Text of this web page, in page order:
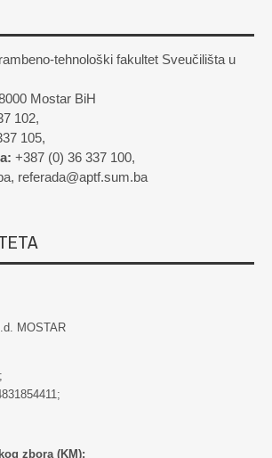
tehnološki fakultet Sveučilišta u
Mostar BiH
102,
105,
+387 (0) 36 337 100,
referada@aptf.sum.ba
MOSTAR
zbora (KM):